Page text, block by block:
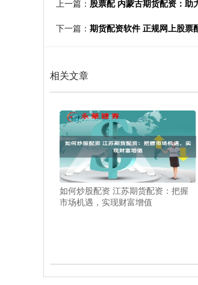
上一篇： 股票配 内蒙古期货配资：助
下一篇： 期货配资软件 正规网上股票
相关文章
如何炒股配资 江苏期货配资：把握
市场机遇，实现财富增值